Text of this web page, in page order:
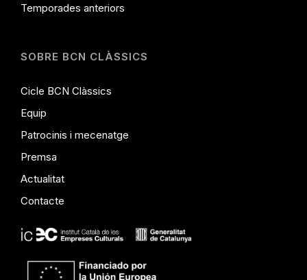
Temporades anteriors
SOBRE BCN CLÀSSICS
Cicle BCN Clàssics
Equip
Patrocinis i mecenatge
Premsa
Actualitat
Contacte